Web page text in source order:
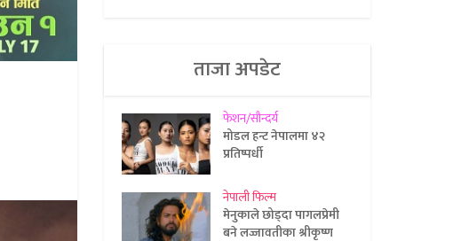
ताजा अपडेट
फेशन/सौन्दर्य
मोडल हन्ट नेपालमा ४२
प्रतिष्पर्धी
नेपाली फिल्म
मेनुकाले छोड्दा पागलप्रेमी
बने लज्जावतीका श्रीकृष्ण